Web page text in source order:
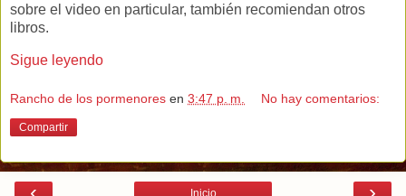
sobre el video en particular, también recomiendan otros
libros.
Sigue leyendo
Rancho de los pormenores en 3:47 p. m. No hay comentarios:
Compartir